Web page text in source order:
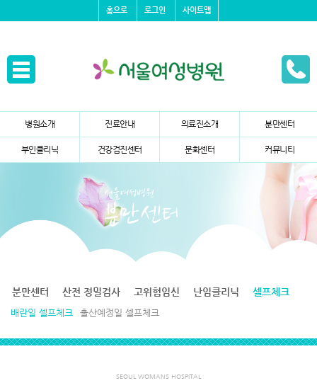
홈으로 로그인 사이트맵
병원소개 진료안내 의료진소개 분만센터
부인클리닉 건강검진센터 문화센터 커뮤니티
분만센터 산전 정밀검사 고위험임신 난임클리닉 셀프체크
배란일 셀프체크 출산예정일 셀프체크
SEOUL WOMANS HOSPITAL